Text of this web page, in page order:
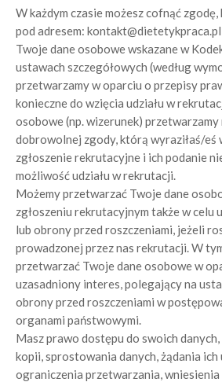
W każdym czasie możesz cofnąć
pod adresem: kontakt@dietetykpraca.pl
Twoje dane osobowe wskazane w
ustawach szczegółowych (według
przetwarzamy w oparciu o przepisy
konieczne do wzięcia udziału w
osobowe (np. wizerunek)
dobrowolnej zgody, którą wyraziłaś/eś
zgłoszenie rekrutacyjne i ich podanie
możliwość udziału w rekrutacji.
Możemy przetwarzać Twoje dane
zgłoszeniu rekrutacyjnym także w celu
lub obrony przed roszczeniami, jeżeli
prowadzonej przez nas rekrutacji. W
przetwarzać Twoje dane osobowe w
uzasadniony interes, polegający na
obrony przed roszczeniami w
organami państwowymi.
Masz prawo dostępu do swoich
kopii, sprostowania danych, żądania ich
ograniczenia przetwarzania,